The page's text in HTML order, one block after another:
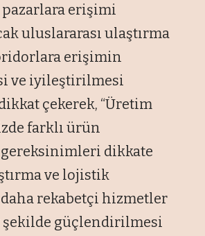
erişimi
uluslararası ulaştırma
erişimin
ve iyileştirilmesi
çekerek, “Üretim
farklı ürün
dikkate
ve lojistik
rekabetçi hizmetler
şekilde güçlendirilmesi